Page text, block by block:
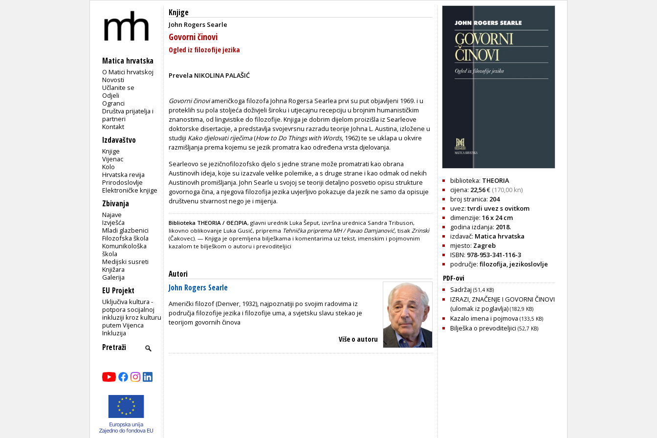
Matica hrvatska
O Matici hrvatskoj
Novosti
Učlanite se
Odjeli
Ogranci
Društva prijatelja i
partneri
Kontakt
Izdavaštvo
Knjige
Vijenac
Kolo
Hrvatska revija
Prirodoslovlje
Elektroničke knjige
Zbivanja
Najave
Izvješća
Mladi glazbenici
Filozofska škola
Komunikološka
škola
Medijski susreti
Knjižara
Galerija
EU Projekt
Uključiva kultura -
potpora socijalnoj
inkluziji kroz kulturu
putem Vijenca
Inkluzija
Knjige
John Rogers Searle
Govorni činovi
Ogled iz filozofije jezika
Prevela NIKOLINA PALAŠIĆ
Govorni činoviameričkoga filozofa Johna Rogersa Searlea prvi su put objavljeni 1969. i u
proteklih su pola stoljeća doživjeli široku i utjecajnu recepciju u brojnim humanističkim
znanostima, od lingvistike do filozofije. Knjiga je dobrim dijelom proizišla iz Searleove
doktorske disertacije, a predstavlja svojevrsnu razradu teorije Johna L. Austina, izložene u
studiji Kako djelovati riječima(How to Do Things with Words, 1962) te se uklapa u okvire
razmišljanja prema kojemu se jezik promatra kao određena vrsta djelovanja.
Searleovo se jezičnofilozofsko djelo s jedne strane može promatrati kao obrana
Austinovih ideja, koje su izazvale velike polemike, a s druge strane i kao odmak od nekih
Austinovih promišljanja. John Searle u svojoj se teoriji detaljno posvetio opisu strukture
govornoga čina, a njegova filozofija jezika uvjerljivo pokazuje da jezik ne samo da opisuje
društvenu stvarnost nego je i mijenja.
Biblioteka THEORIA / ΘΕΩΡΙΑ, glavni urednik Luka Šeput, izvršna urednica Sandra Tribuson,
likovno oblikovanje Luka Gusić, priprema Tehnička priprema MH / Pavao Damjanović, tisak Zrinski
(Čakovec). — Knjiga je opremljena bilješkama i komentarima uz tekst, imenskim i pojmovnim
kazalom te bilješkom o autoru i prevoditeljici
Autori
John Rogers Searle
Američki filozof (Denver, 1932), najpoznatiji po svojim radovima iz
područja filozofije jezika i filozofije uma, a svjetsku slavu stekao je
teorijom govornih činova
Više o autoru
biblioteka: THEORIA
cijena: 22,56€ (170,00 kn)
broj stranica: 204
uvez: tvrdi uvez s ovitkom
dimenzije: 16 x 24 cm
godina izdanja: 2018.
izdavač: Matica hrvatska
mjesto: Zagreb
ISBN: 978-953-341-116-3
područje: filozofija, jezikoslovlje
PDF-ovi
Sadržaj (51,4 KB)
IZRAZI, ZNAČENJE I GOVORNI ČINOVI
(ulomak iz poglavlja) (182,9 KB)
Kazalo imena i pojmova (133,5 KB)
Bilješka o prevoditeljici (52,7 KB)